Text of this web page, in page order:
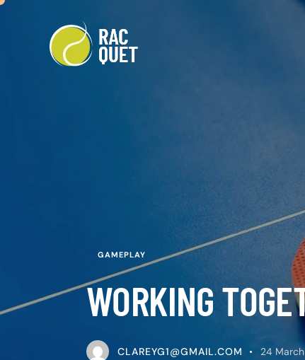
GAMEPLAY
WORKING
CLAREYG1@GMAIL.COM 24